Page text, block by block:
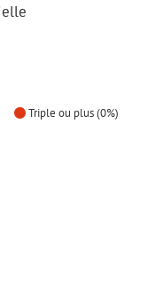
Triple ou plus (0%)